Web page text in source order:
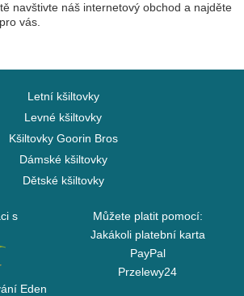
navštivte náš internetový obchod a najděte
vás.
Letní kšiltovky
Levné kšiltovky
Kšiltovky Goorin Bros
Dámské kšiltovky
Dětské kšiltovky
s
Eden
Můžete platit pomocí:
Jakákoli platební karta
PayPal
Przelewy24